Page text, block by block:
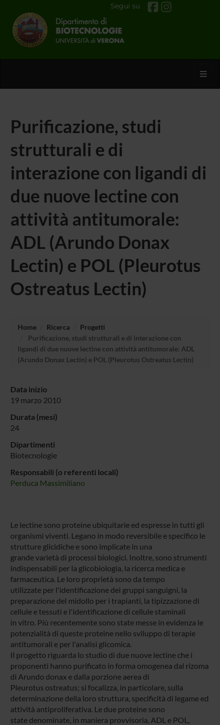
Segui su
Purificazione, studi
strutturali e di
interazione con ligandi di
due nuove lectine con
attività antitumorale:
ADL (Arundo Donax
Lectin) e POL (Pleurotus
Ostreatus Lectin)
Home Ricerca
Progetti
Purificazione, studi strutturali e di interazione con
ligandi di due nuove lectine con attività antitumorale: ADL
(Arundo Donax Lectin) e POL (Pleurotus Ostreatus Lectin)
Data inizio
19 marzo 2010
Durata (mesi)
24
Dipartimenti
Biotecnologie
Responsabili (o referenti locali)
Perduca Massimiliano
Le lectine sono proteine ubiquitarie ed espresse in tutti gli
organismi viventi. Legano in modo reversibile e specifico le
strutture glicidiche e sono implicate in una
grande varietà di processi biologici. Inoltre, sono strumenti
indispensabili per la glicobiologia, la ricerca medica e
farmaceutica. Le loro proprietà sono da tempo
utilizzate per l'identificazione dei gruppi sanguigni, la
preparazione del midollo per i trapianti, la tipizzazione di
cellule e tessuti e l'identificazione di cellule staminali
in vitro. Più recentemente sono state messe in evidenza le
potenzialità di queste proteine nello sviluppo di terapie
antitumorali e per l'analisi glicomica.
Il progetto riguarda lo studio di due nuove lectine che i
proponenti hanno purificato in forma omogenea dal rizoma
di Arundo donax e dalla porzione aerea di
Pleurotus ostreatus; si focalizza, in particolare, sulla
determinazione della loro struttura, specificità di legame ed
attività antiproliferativa. Le due proteine sono
state denominate, in maniera provvisoria, ADL e POL,